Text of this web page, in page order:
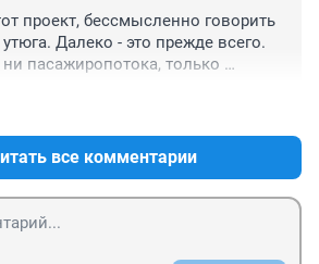
проект, бессмысленно говорить
Далеко - это прежде всего.
пасажиропотока, только
все комментарии